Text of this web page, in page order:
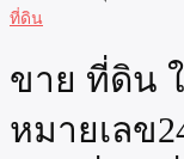
ที่ดิน
ขาย ที่ดิน
หมายเลข